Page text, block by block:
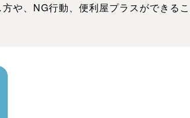
や、NG行動、便利屋プラスができるこ